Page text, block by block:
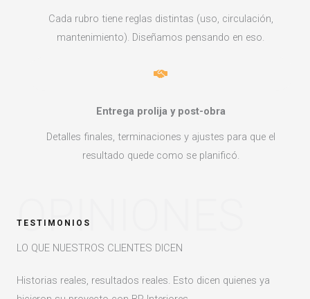
Cada rubro tiene reglas distintas (uso, circulación,
mantenimiento). Diseñamos pensando en eso.
Entrega prolija y post-obra
Detalles finales, terminaciones y ajustes para que el
resultado quede como se planificó.
OPINIONES
TESTIMONIOS
LO QUE NUESTROS CLIENTES DICEN
Historias reales, resultados reales. Esto dicen quienes ya